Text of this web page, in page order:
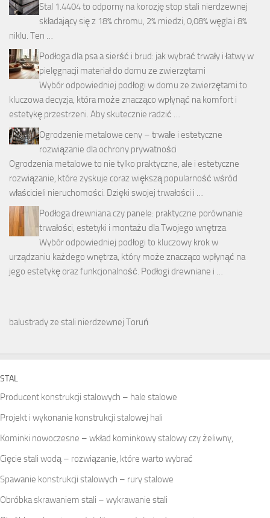
Stal 1.4404 to odporny na korozję stop stali nierdzewnej
składający się z 18% chromu, 2% miedzi, 0,08% węgla i 8%
niklu. Ten …
Podłoga dla psa a sierść i brud: jak wybrać trwały i łatwy w
pielęgnacji materiał do domu ze zwierzętami
Wybór odpowiedniej podłogi w domu ze zwierzętami to
kluczowa decyzja, która może znacząco wpłynąć na komfort i
estetykę przestrzeni. Aby skutecznie radzić …
Ogrodzenie metalowe ceny – trwałe i estetyczne
rozwiązanie dla ochrony prywatności
Ogrodzenia metalowe to nie tylko praktyczne, ale i estetyczne
rozwiązanie, które zyskuje coraz większą popularność wśród
właścicieli nieruchomości. Dzięki swojej trwałości i …
Podłoga drewniana czy panele: praktyczne porównanie
trwałości, estetyki i montażu dla Twojego wnętrza
Wybór odpowiedniej podłogi to kluczowy krok w
urządzaniu każdego wnętrza, który może znacząco wpłynąć na
jego estetykę oraz funkcjonalność. Podłogi drewniane i …
balustrady ze stali nierdzewnej Toruń
STAL
Producent konstrukcji stalowych – hale stalowe
Projekt i wykonanie konstrukcji stalowej hali
Kominki nowoczesne – wkład kominkowy stalowy czy żeliwny,
Cięcie stali wodą – rozwiązanie, które warto wybrać
Spawanie konstrukcji stalowych – rury stalowe
Obróbka skrawaniem stali – wykrawanie stali